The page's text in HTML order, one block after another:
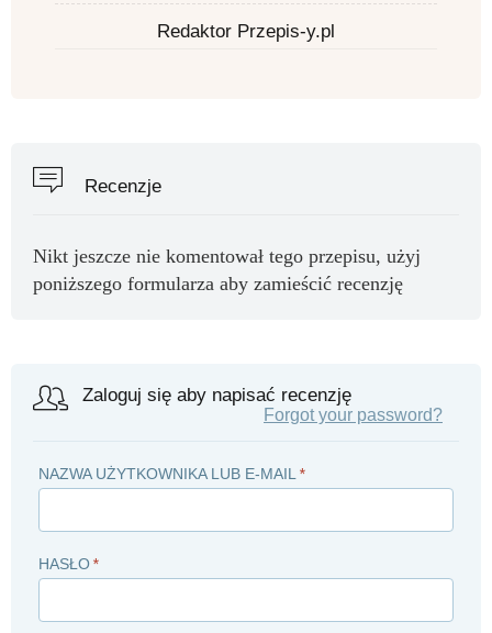
Redaktor Przepis-y.pl
Recenzje
Nikt jeszcze nie komentował tego przepisu, użyj
poniższego formularza aby zamieścić recenzję
Zaloguj się aby napisać recenzję
Forgot your password?
NAZWA UŻYTKOWNIKA LUB E-MAIL *
HASŁO *